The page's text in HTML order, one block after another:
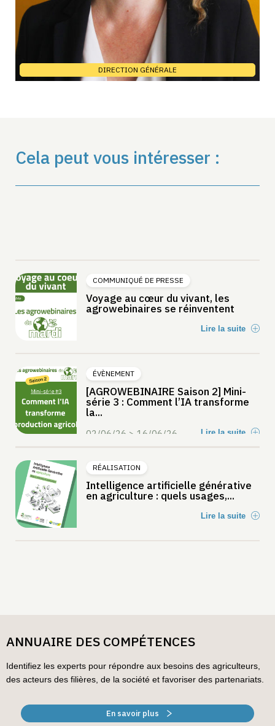
DIRECTION GÉNÉRALE
Cela peut vous intéresser :
COMMUNIQUÉ DE PRESSE
Voyage au cœur du vivant, les
agrowebinaires se réinventent
Lire la suite
ÉVÈNEMENT
[AGROWEBINAIRE Saison 2] Mini-
série 3 : Comment l’IA transforme
la...
02/06/26 > 16/06/26 Lire la suite
RÉALISATION
Intelligence artificielle générative
en agriculture : quels usages,...
Lire la suite
ANNUAIRE DES COMPÉTENCES
Identifiez les experts pour répondre aux besoins des agriculteurs,
des acteurs des filières, de la société et favoriser des partenariats.
En savoir plus